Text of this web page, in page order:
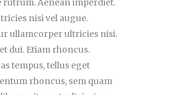
rutrum. Aenean imperdiet.
nisi vel augue.
ullamcorper ultricies nisi.
dui. Etiam rhoncus.
tempus, tellus eget
rhoncus, sem quam